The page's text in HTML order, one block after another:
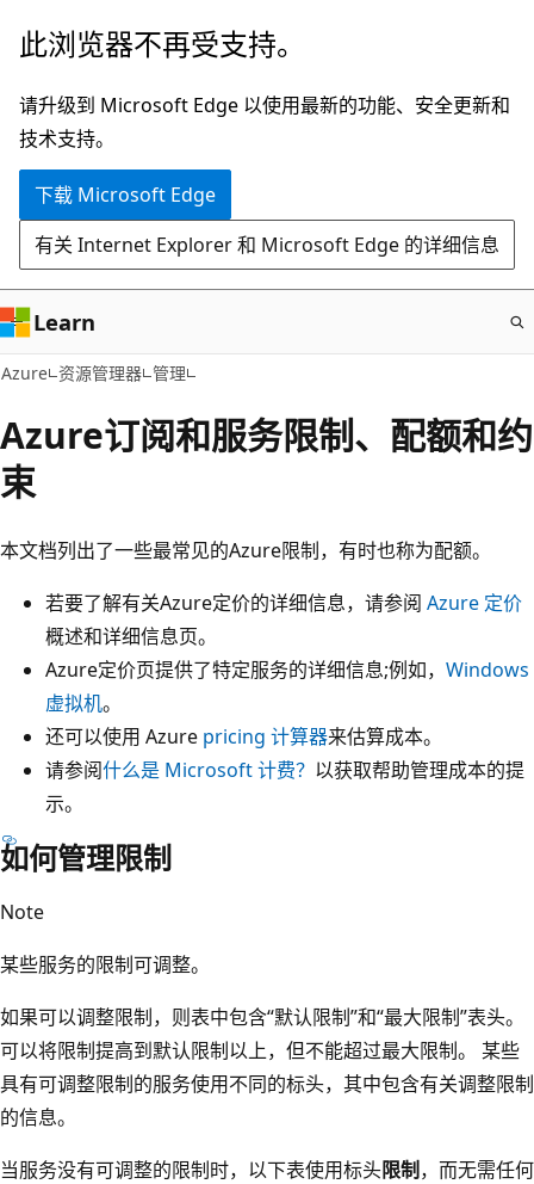
跳
主
要
内
此浏览器不再受支持。
请升级到 Microsoft Edge 以使用最新的功能、安全更新和
技术支持。
下载 Microsoft Edge
有关 Internet Explorer 和 Microsoft Edge 的详细信息
Learn
Azure 资源管理器 管理
Azure订阅和服务限制、配额和约
束
本文档列出了一些最常见的Azure限制，有时也称为配额。
若要了解有关Azure定价的详细信息，请参阅 Azure 定价
概述和详细信息页。
Azure定价页提供了特定服务的详细信息;例如， Windows
虚拟机。
还可以使用 Azure pricing 计算器来估算成本。
请参阅什么是 Microsoft 计费？ 以获取帮助管理成本的提
示。
如何管理限制
Note
某些服务的限制可调整。
如果可以调整限制，则表中包含“默认限制”和“最大限制”表头。
可以将限制提高到默认限制以上，但不能超过最大限制。 某些
具有可调整限制的服务使用不同的标头，其中包含有关调整限制
的信息。
当服务没有可调整的限制时，以下表使用标头限制，而无需任何